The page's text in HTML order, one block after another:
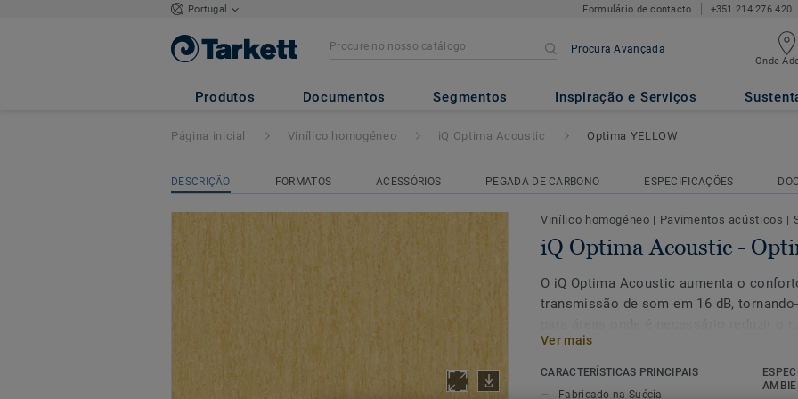
Portugal Formulário de contacto +351 214 276 420
Procura Avançada
Onde
Produtos Documentos Segmentos Inspiração e Serviços
iQ Optima Acoustic - Optima YELLOW
Página inicial Vinílico homogéneo iQ Optima Acoustic Optima YELLOW
DESCRIÇÃO FORMATOS ACESSÓRIOS PEGADA DE CARBONO ESPECIFICAÇÕES
Vinílico homogéneo | Pavimentos acústicos |
iQ Optima Acoustic -
O iQ Optima Acoustic aumenta o
transmissão de som em 16 dB,
A opção de produto acústico a pedido
as novas 55 cores do iQ Optima.
Ver mais
CARACTERÍSTICAS PRINCIPAIS
Fabricado na Suécia